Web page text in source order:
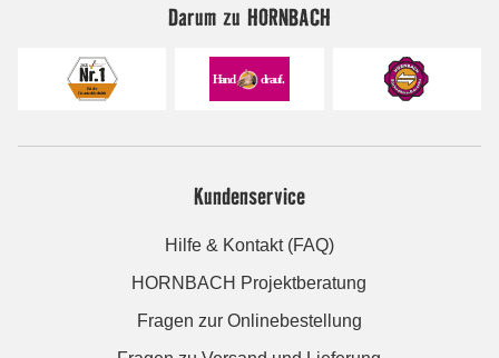
Darum zu HORNBACH
Kundenservice
Hilfe & Kontakt (FAQ)
HORNBACH Projektberatung
Fragen zur Onlinebestellung